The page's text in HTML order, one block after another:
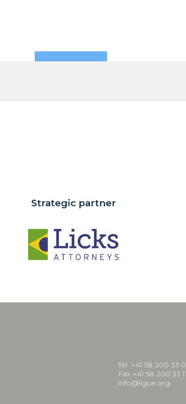
Strategic partner
Tél. +41 58 200 33
Fax +41 58 200 33
info@ligue.org